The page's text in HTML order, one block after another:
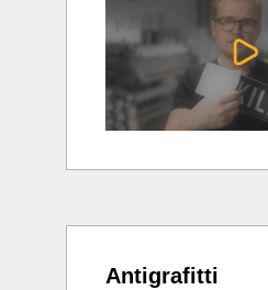
Antigrafitti